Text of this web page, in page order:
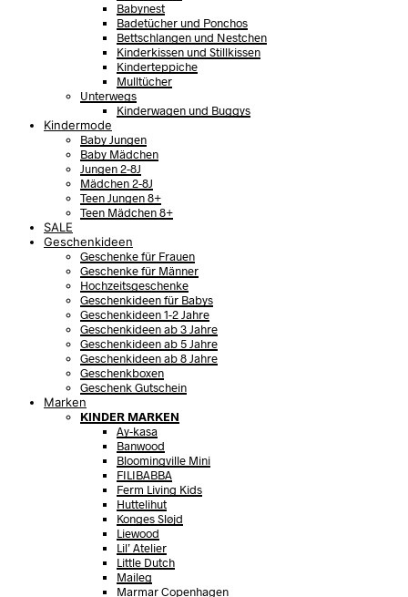
Babynest
Badetücher und Ponchos
Bettschlangen und Nestchen
Kinderkissen und Stillkissen
Kinderteppiche
Mulltücher
Unterwegs
Kinderwagen und Buggys
Kindermode
Baby Jungen
Baby Mädchen
Jungen 2-8J
Mädchen 2-8J
Teen Jungen 8+
Teen Mädchen 8+
SALE
Geschenkideen
Geschenke für Frauen
Geschenke für Männer
Hochzeitsgeschenke
Geschenkideen für Babys
Geschenkideen 1-2 Jahre
Geschenkideen ab 3 Jahre
Geschenkideen ab 5 Jahre
Geschenkideen ab 8 Jahre
Geschenkboxen
Geschenk Gutschein
Marken
KINDER MARKEN
Ay-kasa
Banwood
Bloomingville Mini
FILIBABBA
Ferm Living Kids
Huttelihut
Konges Sløjd
Liewood
Lil’ Atelier
Little Dutch
Maileg
Marmar Copenhagen